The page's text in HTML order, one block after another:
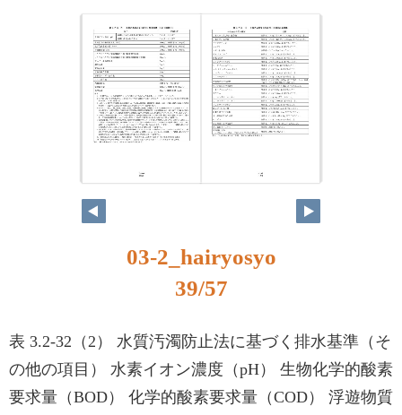
03-2_hairyosyo
39/57
表 3.2-32（2） 水質汚濁防止法に基づく排水基準（そ
の他の項目） 水素イオン濃度（pH） 生物化学的酸素
要求量（BOD） 化学的酸素要求量（COD） 浮遊物質